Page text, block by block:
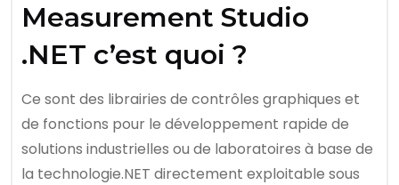
Measurement Studio
.NET c’est quoi ?
Ce sont des librairies de contrôles graphiques et
de fonctions pour le développement rapide de
solutions industrielles ou de laboratoires à base de
la technologie.NET directement exploitable sous